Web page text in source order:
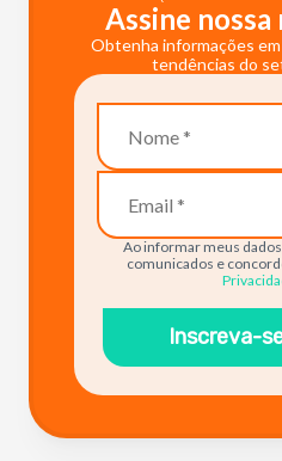
Assine
Obtenha informações
tendências do
Ao informar meus
comunicados e
Inscreva-